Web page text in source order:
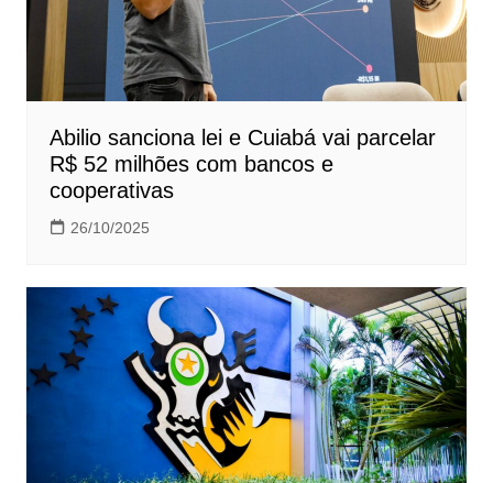
Abilio sanciona lei e Cuiabá vai parcelar
R$ 52 milhões com bancos e
cooperativas
26/10/2025